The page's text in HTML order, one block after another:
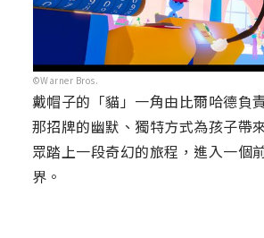
©Warner Bros.
戴帽子的「貓」一角由比爾哈德負
那招牌的幽默、獨特方式為孩子帶
眾踏上一段奇幻的旅程，進入一個
界。